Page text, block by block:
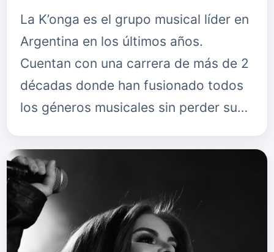
La K’onga es el grupo musical líder en
Argentina en los últimos años.
Cuentan con una carrera de más de 2
décadas donde han fusionado todos
los géneros musicales sin perder sus
Pablo, Nelson y Diego procedent…